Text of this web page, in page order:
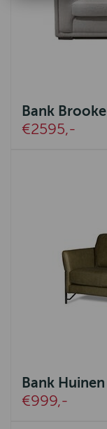
Bank Brooke
€2595,-
Bank Huinen
€999,-